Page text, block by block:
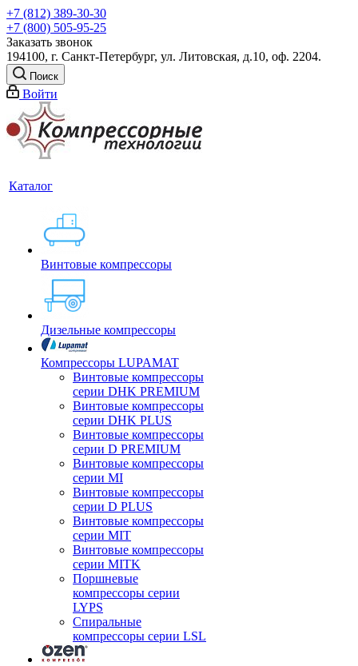
+7 (812) 389-30-30
+7 (800) 505-95-25
Заказать звонок
194100, г. Санкт-Петербург, ул. Литовская, д.10, оф. 2204.
Поиск
Войти
Каталог
Винтовые компрессоры
Дизельные компрессоры
Компрессоры LUPAMAT
Винтовые компрессоры
серии DHK PREMIUM
Винтовые компрессоры
серии DHK PLUS
Винтовые компрессоры
серии D PREMIUM
Винтовые компрессоры
серии MI
Винтовые компрессоры
серии D PLUS
Винтовые компрессоры
серии MIT
Винтовые компрессоры
серии MITK
Поршневые
компрессоры серии
LYPS
Спиральные
компрессоры серии LSL